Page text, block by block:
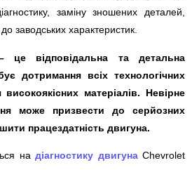
заміну зношених деталей,
заводських характеристик.
це відповідальна та детальна
дотримання всіх технологічних
матеріалів. Невірне
може призвести до серйозних
працездатність двигуна.
надіагностику двигунаChevrolet